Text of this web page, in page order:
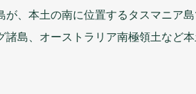
が、 本土の南に位置するタスマニア島
諸島 、オーストラリア南極領土など